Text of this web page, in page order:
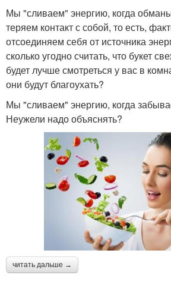
Мы "сливаем" энергию, когда
теряем контакт с собой, то есть,
отсоединяем себя от источника
сколько угодно считать, что букет
будет лучше смотреться у вас в
они будут благоухать?
Мы "сливаем" энергию, когда
Неужели надо объяснять?
читать дальше →